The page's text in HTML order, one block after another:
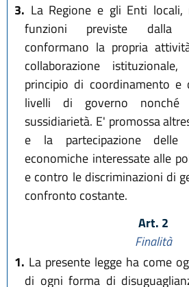
3. La Regione e gli Enti locali,
funzioni previste dalla
conformano la propria
collaborazione
principio di coordinamento e
livelli di governo
sussidiarietà. E' promossa
e la partecipazione
economiche interessate alle
e contro le discriminazioni di
confronto costante.
Art. 2
Finalità
1. La presente legge ha come
di ogni forma di